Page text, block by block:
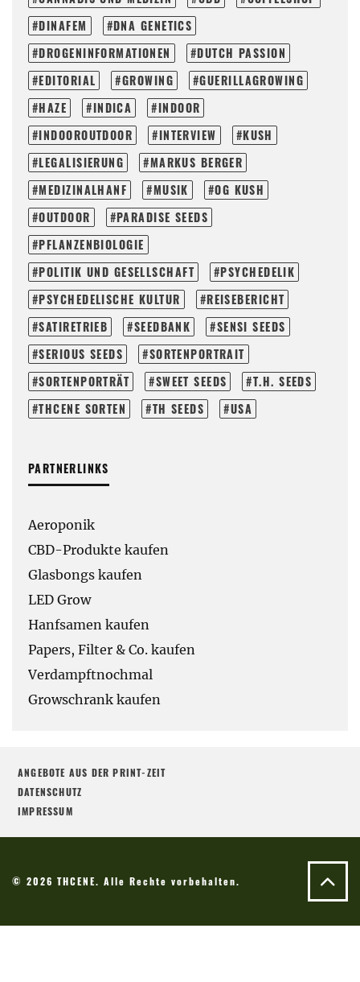
DINAFEM
DNA GENETICS
DROGENINFORMATIONEN
DUTCH PASSION
EDITORIAL
GROWING
GUERILLAGROWING
HAZE
INDICA
INDOOR
INDOOROUTDOOR
INTERVIEW
KUSH
LEGALISIERUNG
MARKUS BERGER
MEDIZINALHANF
MUSIK
OG KUSH
OUTDOOR
PARADISE SEEDS
PFLANZENBIOLOGIE
POLITIK UND GESELLSCHAFT
PSYCHEDELIK
PSYCHEDELISCHE KULTUR
REISEBERICHT
SATIRETRIEB
SEEDBANK
SENSI SEEDS
SERIOUS SEEDS
SORTENPORTRAIT
SORTENPORTRÄT
SWEET SEEDS
T.H. SEEDS
THCENE SORTEN
TH SEEDS USA
PARTNERLINKS
Aeroponik
CBD-Produkte kaufen
Glasbongs kaufen
LED Grow
Hanfsamen kaufen
Papers, Filter & Co. kaufen
Verdampftnochmal
Growschrank kaufen
ANGEBOTE AUS DER PRINT-ZEIT
DATENSCHUTZ
IMPRESSUM
© 2026 THCENE. Alle Rechte vorbehalten.